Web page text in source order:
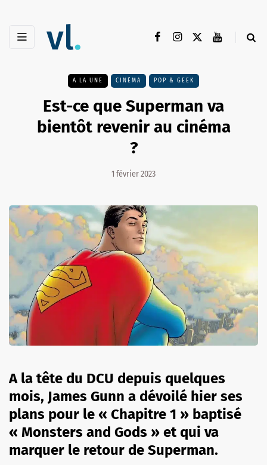
A LA UNE CINÉMA POP & GEEK
Est-ce que Superman va
bientôt revenir au cinéma
?
1 février 2023
A la tête du DCU depuis quelques
mois, James Gunn a dévoilé hier ses
plans pour le « Chapitre 1 » baptisé
« Monsters and Gods » et qui va
marquer le retour de Superman.